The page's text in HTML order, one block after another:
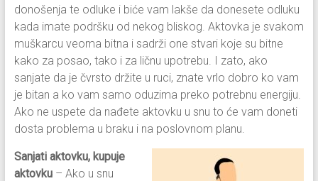
donošenja te odluke i biće vam lakše da donesete odluku
kada imate podršku od nekog bliskog. Aktovka je svakom
muškarcu veoma bitna i sadrži one stvari koje su bitne
kako za posao, tako i za ličnu upotrebu. I zato, ako
sanjate da je čvrsto držite u ruci, znate vrlo dobro ko vam
je bitan a ko vam samo oduzima preko potrebnu energiju.
Ako ne uspete da nađete aktovku u snu to će vam doneti
dosta problema u braku i na poslovnom planu.
Sanjati aktovku, kupuje
aktovku– Ako u snu